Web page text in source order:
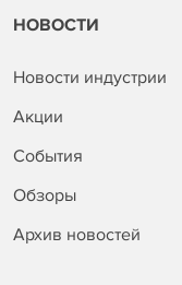
НОВОСТИ
Новости индустрии
Акции
События
Обзоры
Архив новостей